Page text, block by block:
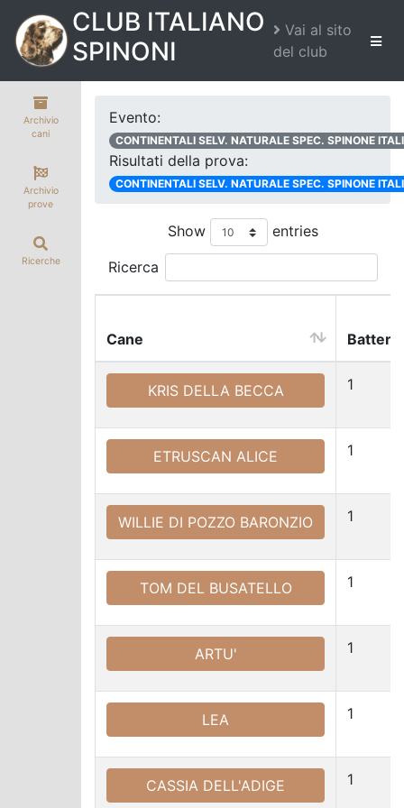
CLUB ITALIANO
SPINONI
Vai al sito
del club
Archivio
cani
Archivio
prove
Ricerche
Evento:
CONTINENTALI SELV. NATURALE SPEC. SPINONE
Risultati della prova:
CONTINENTALI SELV. NATURALE SPEC. SPINONE
Show entries
Ricerca
Cane
Batteria
Cane
KRIS DELLA BECCA
1
ETRUSCAN ALICE 1
WILLIE DI POZZO BARONZIO 1
TOM DEL BUSATELLO 1
ARTU' 1
LEA 1
CASSIA DELL'ADIGE 1